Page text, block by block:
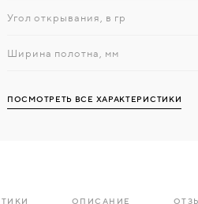
Угол открывания, в гр
Ширина полотна, мм
ПОСМОТРЕТЬ ВСЕ ХАРАКТЕРИСТИКИ
ОПИСАНИЕ